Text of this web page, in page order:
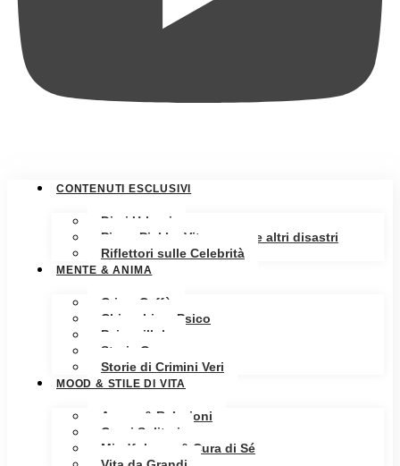
CONTENUTI ESCLUSIVI
Diari Urbani
Pippa Pickle: Vita, amore e altri disastri
Riflettori sulle Celebrità
MENTE & ANIMA
Crime Caffè
Chiacchiere Psico
Psicopillole
Storia Oscura
Storie di Crimini Veri
MOOD & STILE DI VITA
Amore & Relazioni
Cuori Solitari
Mindfulness & Cura di Sé